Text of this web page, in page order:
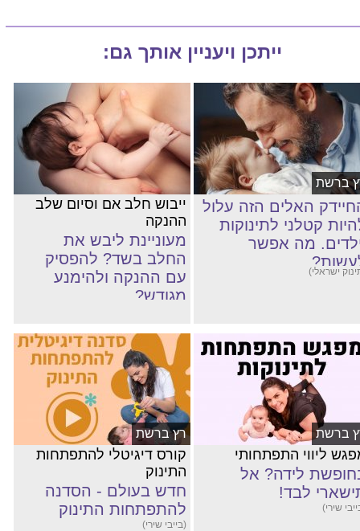
ייתכן ויעניין אותך גם:
ברשת
האלים הזה עלול
קטלני לתינוקות
מה אפשר
ישראלי)
ייבוש חלב אם וסיום שלב
ההנקה
מעוניינת ליבש את
החלב בשד? להפסיק
עם ההנקה ולהימנע
מגודש?
ברשת
ליווי התפתחותי
לידה? אל
לבד!
שירי)
רץ ברשת
קורס דיגיטלי להתפתחות
התינוק
חדש בעולם - הסדנה
להתפתחות התינוק
(בייבי שירי)